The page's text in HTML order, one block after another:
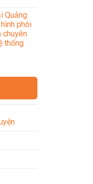
Quảng
phôi
chuyên
thống